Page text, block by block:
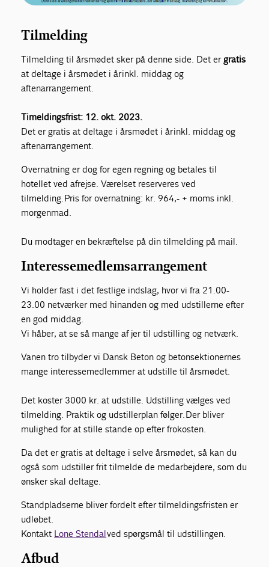
Tilmelding
Tilmelding til årsmødet sker på denne side. Det er gratis
at deltage i årsmødet i år inkl. middag og
aftenarrangement.
Timeldingsfrist: 12. okt. 2023.
Det er gratis at deltage i årsmødet i år inkl. middag og
aftenarrangement.
Overnatning er dog for egen regning og betales til
hotellet ved afrejse. Værelset reserveres ved
tilmelding. Pris for overnatning: kr. 964,- + moms inkl.
morgenmad.
Du modtager en bekræftelse på din tilmelding på mail.
Interessemedlemsarrangement
Vi holder fast i det festlige indslag, hvor vi fra 21.00-
23.00 netværker med hinanden og med udstillerne efter
en god middag.
Vi håber, at se så mange af jer til udstilling og netværk.
Vanen tro tilbyder vi Dansk Beton og betonsektionernes
mange interessemedlemmer at udstille til årsmødet.
Det koster 3000 kr. at udstille. Udstilling vælges ved
tilmelding. Praktik og udstillerplan følger. Der bliver
mulighed for at stille stande op efter frokosten.
Da det er gratis at deltage i selve årsmødet, så kan du
også som udstiller frit tilmelde de medarbejdere, som du
ønsker skal deltage.
Standpladserne bliver fordelt efter tilmeldingsfristen er
udløbet.
Kontakt Lone Stendalved spørgsmål til udstillingen.
Afbud